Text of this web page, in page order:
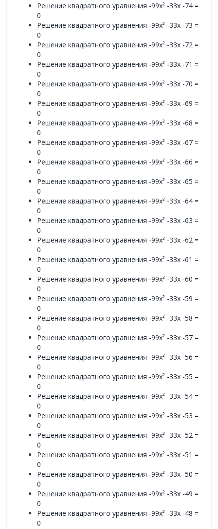
Решение квадратного уравнения -99x² -33x -74 =
0
Решение квадратного уравнения -99x² -33x -73 =
0
Решение квадратного уравнения -99x² -33x -72 =
0
Решение квадратного уравнения -99x² -33x -71 =
0
Решение квадратного уравнения -99x² -33x -70 =
0
Решение квадратного уравнения -99x² -33x -69 =
0
Решение квадратного уравнения -99x² -33x -68 =
0
Решение квадратного уравнения -99x² -33x -67 =
0
Решение квадратного уравнения -99x² -33x -66 =
0
Решение квадратного уравнения -99x² -33x -65 =
0
Решение квадратного уравнения -99x² -33x -64 =
0
Решение квадратного уравнения -99x² -33x -63 =
0
Решение квадратного уравнения -99x² -33x -62 =
0
Решение квадратного уравнения -99x² -33x -61 =
0
Решение квадратного уравнения -99x² -33x -60 =
0
Решение квадратного уравнения -99x² -33x -59 =
0
Решение квадратного уравнения -99x² -33x -58 =
0
Решение квадратного уравнения -99x² -33x -57 =
0
Решение квадратного уравнения -99x² -33x -56 =
0
Решение квадратного уравнения -99x² -33x -55 =
0
Решение квадратного уравнения -99x² -33x -54 =
0
Решение квадратного уравнения -99x² -33x -53 =
0
Решение квадратного уравнения -99x² -33x -52 =
0
Решение квадратного уравнения -99x² -33x -51 =
0
Решение квадратного уравнения -99x² -33x -50 =
0
Решение квадратного уравнения -99x² -33x -49 =
0
Решение квадратного уравнения -99x² -33x -48 =
0